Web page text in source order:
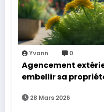
Yvann 0
Agencement
embellir sa
28 Mars 2026